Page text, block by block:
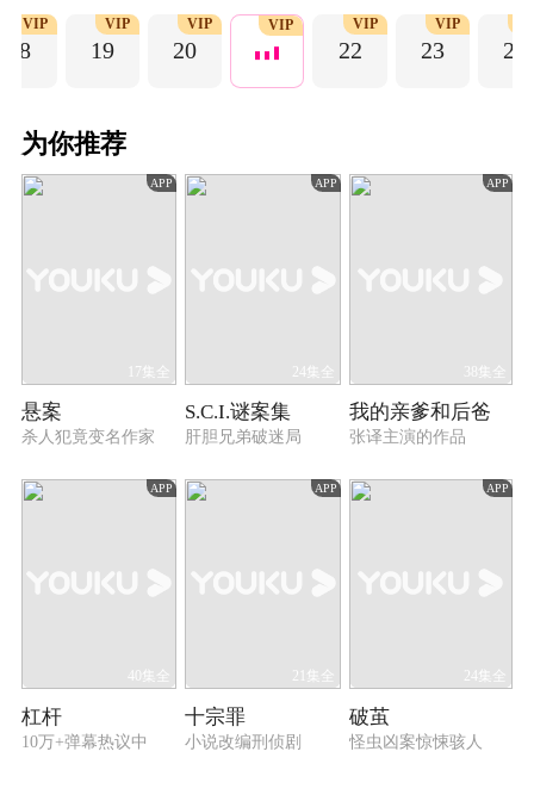
18
VIP
19
VIP
20
VIP VIP
22
VIP
23
VIP
24
为你推荐
APP
17集全
悬案
杀人犯竟变名作家
APP
24集全
S.C.I.谜案集
肝胆兄弟破迷局
APP
38集全
我的亲爹和后爸
张译主演的作品
APP
40集全
杠杆
10万+弹幕热议中
APP
21集全
十宗罪
小说改编刑侦剧
APP
24集全
破茧
怪虫凶案惊悚骇人